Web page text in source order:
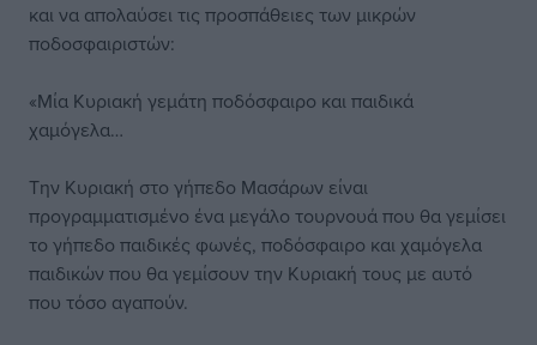
και να απολαύσει τις προσπάθειες των μικρών
ποδοσφαιριστών:
«Μία Κυριακή γεμάτη ποδόσφαιρο και παιδικά
χαμόγελα…
Την Κυριακή στο γήπεδο Μασάρων είναι
προγραμματισμένο ένα μεγάλο τουρνουά που θα γεμίσει
το γήπεδο παιδικές φωνές, ποδόσφαιρο και χαμόγελα
παιδικών που θα γεμίσουν την Κυριακή τους με αυτό
που τόσο αγαπούν.